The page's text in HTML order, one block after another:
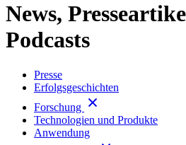
News,
Podcasts
Presse
Erfolgsgeschichten
Forschung
Technologien und Produkte
Anwendung